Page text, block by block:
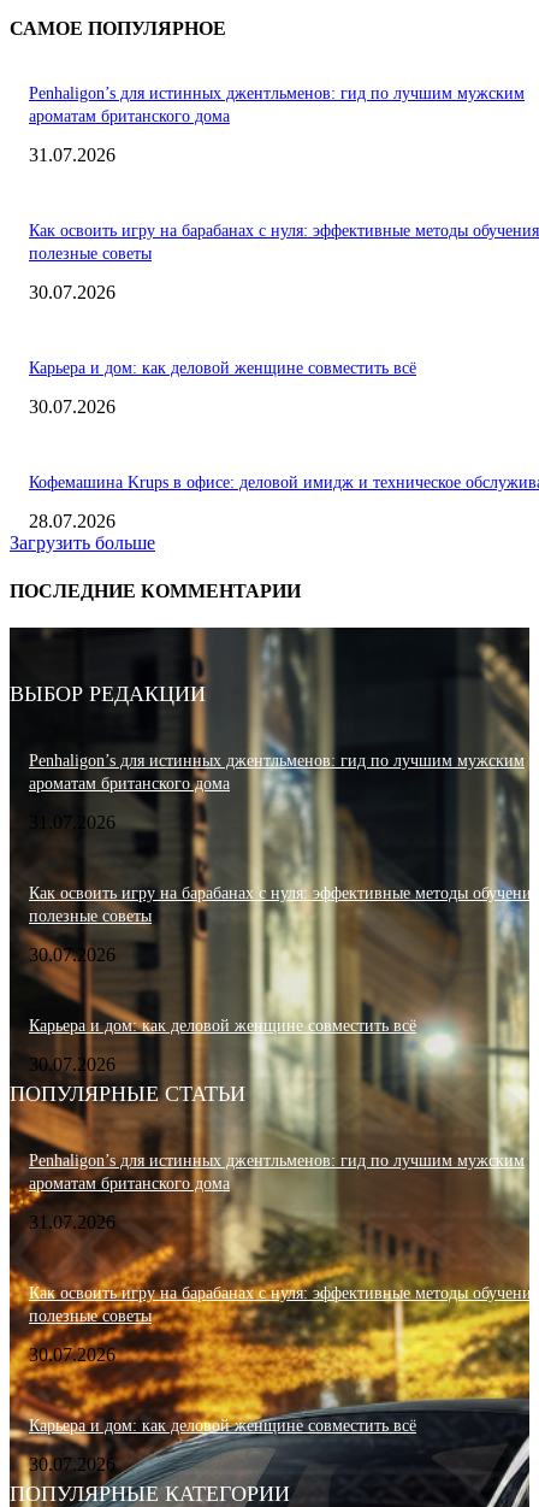
САМОЕ ПОПУЛЯРНОЕ
Penhaligon’s для истинных джентльменов: гид по лучшим мужским
ароматам британского дома
31.07.2026
Как освоить игру на барабанах с нуля: эффективные методы
полезные советы
30.07.2026
Карьера и дом: как деловой женщине совместить всё
30.07.2026
Кофемашина Krups в офисе: деловой имидж и техническое
28.07.2026
Загрузить больше
ПОСЛЕДНИЕ КОММЕНТАРИИ
ВЫБОР РЕДАКЦИИ
Penhaligon’s для истинных джентльменов: гид по лучшим мужским
ароматам британского дома
31.07.2026
Как освоить игру на барабанах с нуля: эффективные методы
полезные советы
30.07.2026
Карьера и дом: как деловой женщине совместить всё
30.07.2026
ПОПУЛЯРНЫЕ СТАТЬИ
Penhaligon’s для истинных джентльменов: гид по лучшим мужским
ароматам британского дома
31.07.2026
Как освоить игру на барабанах с нуля: эффективные методы
полезные советы
30.07.2026
Карьера и дом: как деловой женщине совместить всё
30.07.2026
ПОПУЛЯРНЫЕ КАТЕГОРИИ